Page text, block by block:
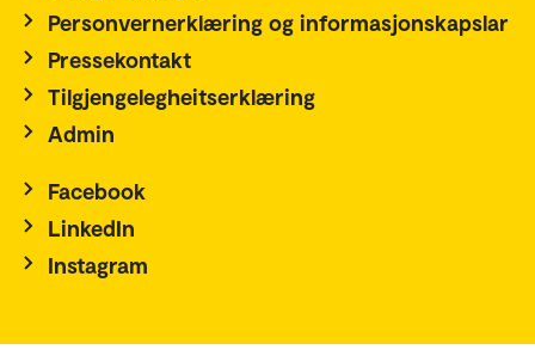
Personvernerklæring og informasjonskapslar
Pressekontakt
Tilgjengelegheitserklæring
Admin
Facebook
LinkedIn
Instagram